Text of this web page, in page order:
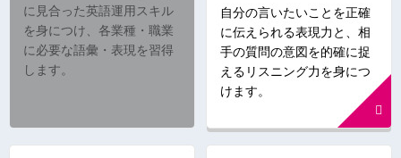
に見合った英語運用スキル
を身につけ、各業種・職業
に必要な語彙・表現を習得
します。
自分の言いたいことを正確
に伝えられる表現力と、相
手の質問の意図を的確に捉
えるリスニング力を身につ
けます。